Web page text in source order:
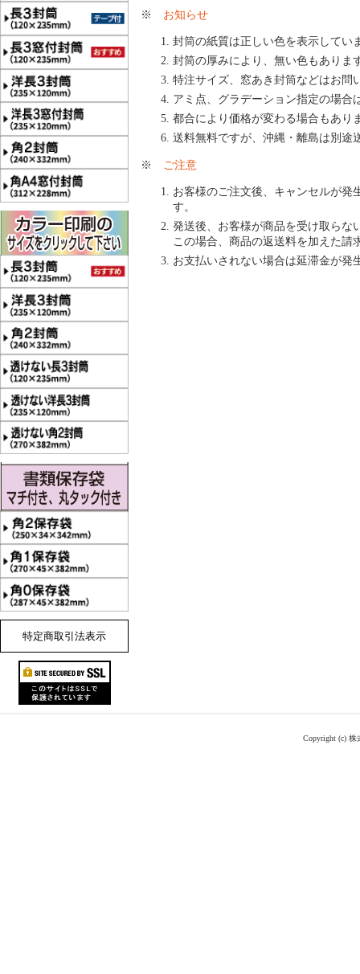
特定商取引法表示
※ お知らせ
封筒の紙質は正しい色を表示してい
封筒の厚みにより、無い色もありま
特注サイズ、窓あき封筒などはお問
アミ点、グラデーション指定の場合
都合により価格が変わる場合もあり
送料無料ですが、沖縄・離島は別途
※ ご注意
お客様のご注文後、キャンセルが発
す。
発送後、お客様が商品を受け取らな
この場合、商品の返送料を加えた請
お支払いされない場合は延滞金が発
Copyright (c)